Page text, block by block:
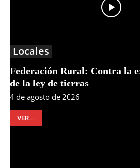
Locales
Federación Rural: Contra la
de la ley de tierras
4 de agosto de 2026
VER...